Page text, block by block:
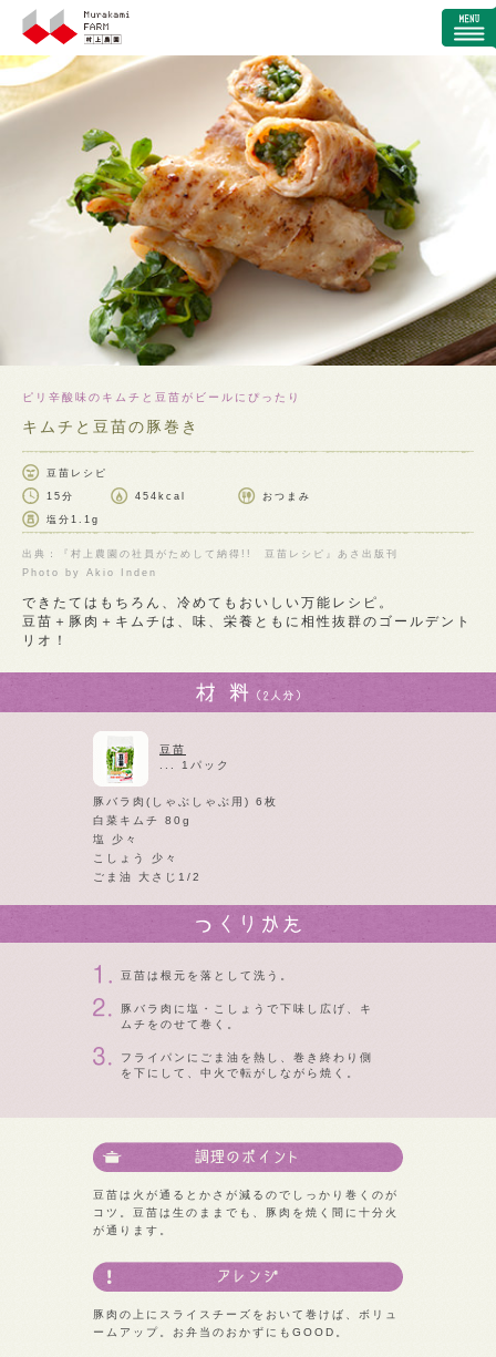
ピリ辛酸味のキムチと豆苗がビールにぴったり
キムチと豆苗の豚巻き
豆苗レシピ
15分 454kcal
塩分 1.1g
おつまみ
出典：『村上農園の社員がためして納得!! 豆苗レシピ』あさ出版刊
Photo by Akio Inden
できたてはもちろん、冷めてもおいしい万能レシピ。
豆苗＋豚肉＋キムチは、味、栄養ともに相性抜群のゴールデント
リオ！
豆苗
... 1パック
豚バラ肉(しゃぶしゃぶ用) 6枚
白菜キムチ 80g
塩 少々
こしょう 少々
ごま油 大さじ1/2
豆苗は根元を落として洗う。
豚バラ肉に塩・こしょうで下味し広げ、キ
ムチをのせて巻く。
フライパンにごま油を熱し、巻き終わり側
を下にして、中火で転がしながら焼く。
豆苗は火が通るとかさが減るのでしっかり巻くのが
コツ。豆苗は生のままでも、豚肉を焼く間に十分火
が通ります。
豚肉の上にスライスチーズをおいて巻けば、ボリュ
ームアップ。お弁当のおかずにもGOOD。